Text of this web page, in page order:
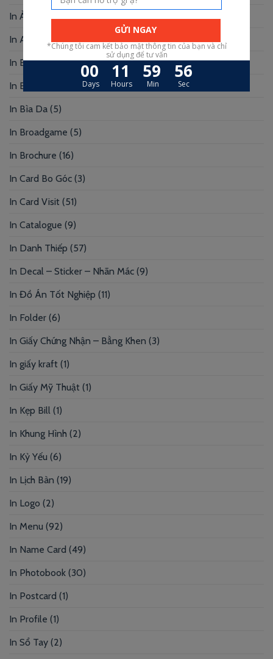
In Ảnh
In Artprint(4)
In Báo Cáo Thường Niên(2)
In Bao Lì Xì
In Bìa Da (5)
In Broadgame (5)
In Brochure (16)
In Card Bo Góc (3)
In Card Visit (51)
In Catalogue (9)
In Danh Thiếp (57)
In Decal – Sticker – Nhãn Mác (9)
In Đồ Án Tốt Nghiệp (11)
In Folder (6)
In Giấy Chứng Nhận – Bằng Khen (3)
In giấy kraft (1)
In Giấy Mỹ Thuật (1)
In Kẹp Bill (1)
In Khung Hình (2)
In Kỷ Yếu (6)
In Lịch Bàn (19)
In Logo (2)
In Menu (92)
In Name Card (49)
In Photobook (30)
In Postcard (1)
In Profile (1)
In Sổ Tay (2)